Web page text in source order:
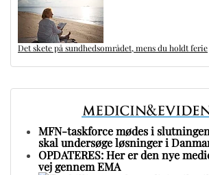
Det skete på sundhedsområdet, mens du holdt ferie
MFN-taskforce mødes i
skal undersøge løsninger i
OPDATERES: Her er den nye
vej gennem EMA